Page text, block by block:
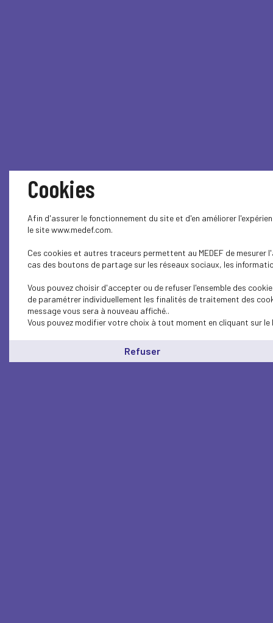
Cookies
Afin d'assurer le fonctionnement du site et d'en améliorer
le site www.medef.com.
Ces cookies et autres traceurs permettent au MEDEF de
cas des boutons de partage sur les réseaux sociaux, les
Vous pouvez choisir d'accepter ou de refuser l'ensemble des
de paramétrer individuellement les finalités de traitement des
message vous sera à nouveau affiché..
Vous pouvez modifier votre choix à tout moment en cliquant sur le
Refuser